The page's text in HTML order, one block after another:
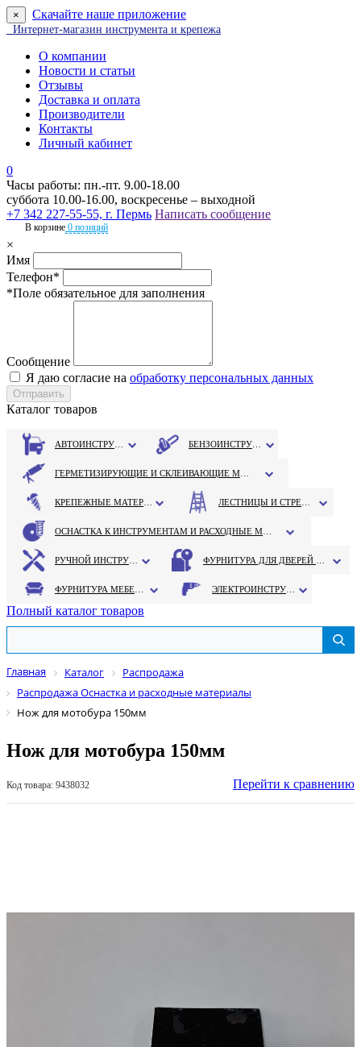
× Скачайте наше приложение
Интернет-магазин инструмента и крепежа
О компании
Новости и статьи
Отзывы
Доставка и оплата
Производители
Контакты
Личный кабинет
0
Часы работы: пн.-пт. 9.00-18.00
суббота 10.00-16.00, воскресенье – выходной
+7 342 227-55-55, г. Пермь Написать сообщение
В корзине 0 позиций
×
Имя
Телефон*
*Поле обязательное для заполнения
Сообщение
Я даю согласие на обработку персональных данных
Каталог товаров
Полный каталог товаров
Главная Каталог
Распродажа
Распродажа Оснастка и расходные материалы
Нож для мотобура 150мм
Нож для мотобура 150мм
Код товара: 9438032 Перейти к сравнению